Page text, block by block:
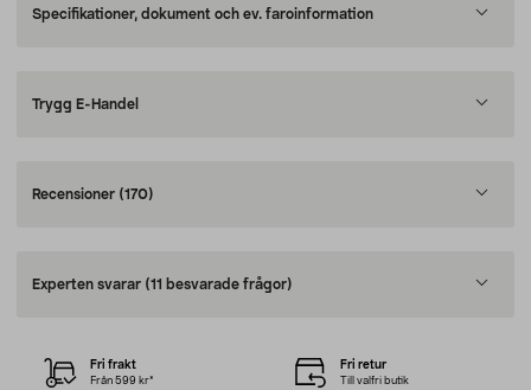
Specifikationer, dokument och ev. faroinformation
Trygg E-Handel
Recensioner (170)
Experten svarar (11 besvarade frågor)
Fri frakt
Från 599 kr*
Fri retur
Till valfri butik